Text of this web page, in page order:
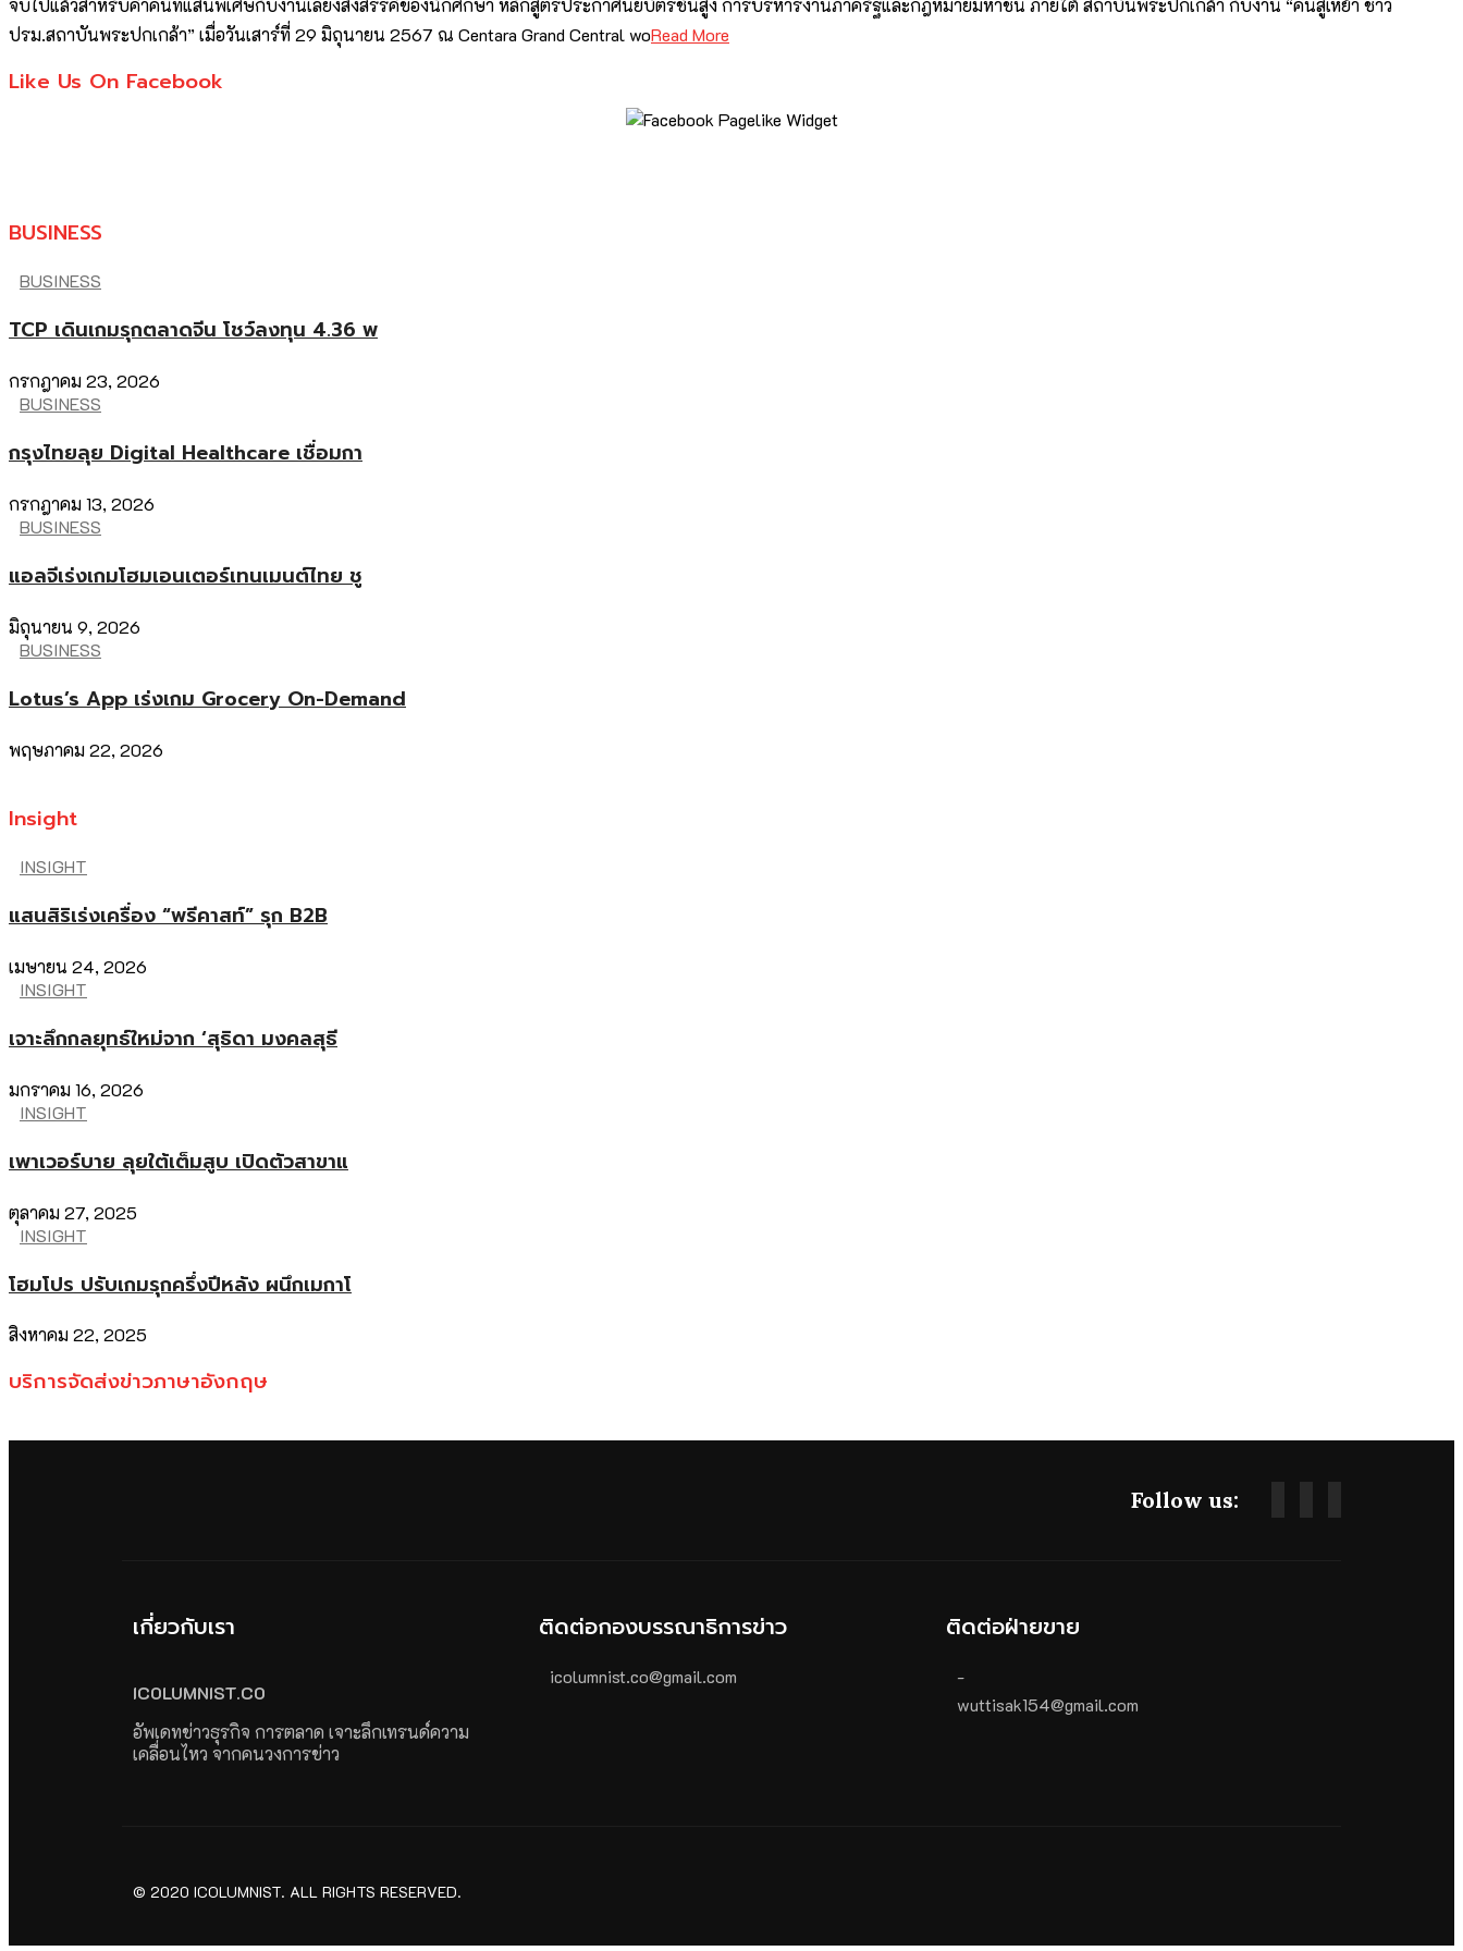
จบไปแล้วสำหรับค่ำคืนที่แสนพิเศษกับงานเลี้ยงสังสรรค์ของนักศึกษา หลักสูตรประกาศนียบัตรชั้นสูง การบริหารงานภาครัฐและกฎหมายมหาชน ภายใต้ สถาบันพระปกเกล้า กับงาน “คืนสู่เหย้า ชาว
ปรม.สถาบันพระปกเกล้า” เมื่อวันเสาร์ที่ 29 มิถุนายน 2567 ณ Centara Grand Central woRead More
Like Us On Facebook
BUSINESS
BUSINESS
TCP เดินเกมรุกตลาดจีน โชว์ลงทุน 4.36 พ
กรกฎาคม 23, 2026
BUSINESS
กรุงไทยลุย Digital Healthcare เชื่อมกา
กรกฎาคม 13, 2026
BUSINESS
แอลจีเร่งเกมโฮมเอนเตอร์เทนเมนต์ไทย ชู
มิถุนายน 9, 2026
BUSINESS
Lotus’s App เร่งเกม Grocery On-Demand
พฤษภาคม 22, 2026
Insight
INSIGHT
แสนสิริเร่งเครื่อง “พรีคาสท์” รุก B2B
เมษายน 24, 2026
INSIGHT
เจาะลึกกลยุทธ์ใหม่จาก ‘สุธิดา มงคลสุธี
มกราคม 16, 2026
INSIGHT
เพาเวอร์บาย ลุยใต้เต็มสูบ เปิดตัวสาขาแ
ตุลาคม 27, 2025
INSIGHT
โฮมโปร ปรับเกมรุกครึ่งปีหลัง ผนึกเมกาโ
สิงหาคม 22, 2025
บริการจัดส่งข่าวภาษาอังกฤษ
Follow us:
เกี่ยวกับเรา
ICOLUMNIST.CO
อัพเดทข่าวธุรกิจ การตลาด เจาะลึกเทรนด์ความ
เคลื่อนไหว จากคนวงการข่าว
ติดต่อกองบรรณาธิการข่าว
icolumnist.co@gmail.com
ติดต่อฝ่ายขาย
-
wuttisak154@gmail.com
© 2020 ICOLUMNIST. ALL RIGHTS RESERVED.